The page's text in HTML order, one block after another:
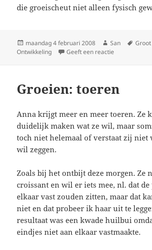
die groeischeut niet alleen fysisch
Geplaatst
op
maandag 4 februari 2008 Auteur
San Tags
Ontwikkeling
Geeft een reactie
Groeien: toeren
Anna krijgt meer en meer toeren. Ze
duidelijk maken wat ze wil, maar
toch niet helemaal of verstaat zij niet
wil zeggen.
Zoals bij het ontbijt deze morgen. Ze
croissant en wil er iets mee, nl. dat
elkaar vast zouden zitten, maar dat
niet en dat probeer ik haar uit te
resultaat was een kwade huilbui
eindjes niet aan elkaar vastmaakte.